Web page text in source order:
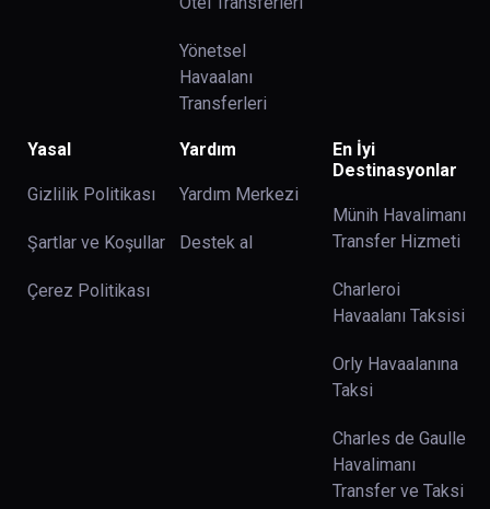
Yönetsel
Havaalanı
Transferleri
Yasal
Gizlilik Politikası
Şartlar ve Koşullar
Çerez Politikası
Yardım
Yardım Merkezi
Destek al
En İyi
Destinasyonlar
Münih Havalimanı
Transfer Hizmeti
Charleroi
Havaalanı Taksisi
Orly Havaalanına
Taksi
Charles de Gaulle
Havalimanı
Transfer ve Taksi